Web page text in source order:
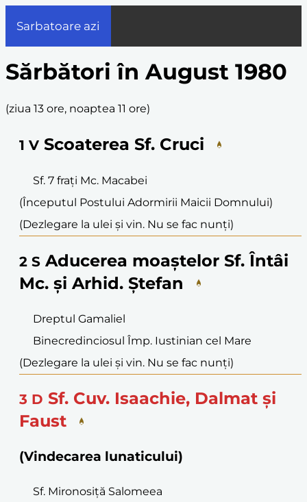
Sarbatoare azi
Sărbători în August 1980
(ziua 13 ore, noaptea 11 ore)
1 V Scoaterea Sf. Cruci
Sf. 7 frați Mc. Macabei
(Începutul Postului Adormirii Maicii Domnului)
(Dezlegare la ulei și vin. Nu se fac nunți)
2 S Aducerea moaștelor Sf. Întâi
Mc. și Arhid. Ștefan
Dreptul Gamaliel
Binecredinciosul Împ. Iustinian cel Mare
(Dezlegare la ulei și vin. Nu se fac nunți)
3 D Sf. Cuv. Isaachie, Dalmat și
Faust
(Vindecarea lunaticului)
Sf. Mironosiță Salomeea